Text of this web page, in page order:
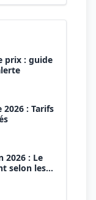
prix : guide
: Tarifs
2026 : Le
selon les